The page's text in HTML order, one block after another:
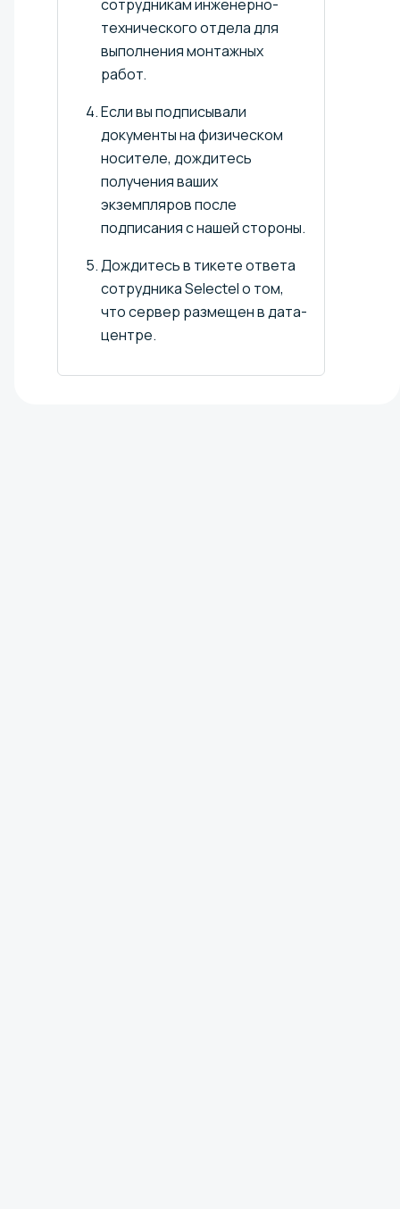
сотрудникам инженерно-
технического отдела для
выполнения монтажных
работ.
Если вы подписывали
документы на физическом
носителе, дождитесь
получения ваших
экземпляров после
подписания с нашей стороны.
Дождитесь в тикете ответа
сотрудника Selectel о том,
что сервер размещен в дата-
центре.